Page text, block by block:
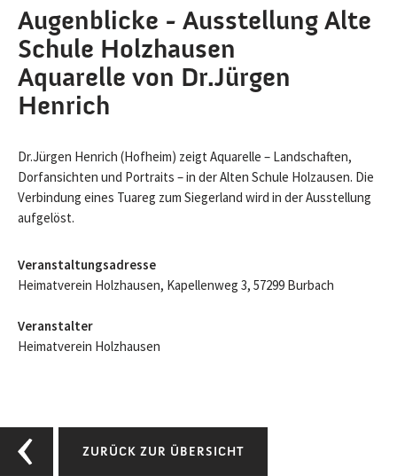
Augenblicke - Ausstellung Alte
Schule Holzhausen
Aquarelle von Dr.Jürgen
Henrich
Dr.Jürgen Henrich (Hofheim) zeigt Aquarelle – Landschaften,
Dorfansichten und Portraits – in der Alten Schule Holzausen. Die
Verbindung eines Tuareg zum Siegerland wird in der Ausstellung
aufgelöst.
Veranstaltungsadresse
Heimatverein Holzhausen, Kapellenweg 3, 57299 Burbach
Veranstalter
Heimatverein Holzhausen
ZURÜCK ZUR ÜBERSICHT